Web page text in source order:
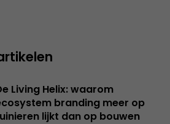
Living Helix: waarom
branding meer op
lijkt dan op bouwen